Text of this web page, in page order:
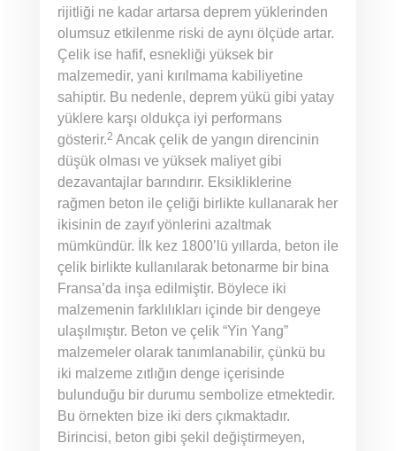
rijitliği ne kadar artarsa deprem yüklerinden
olumsuz etkilenme riski de aynı ölçüde artar.
Çelik ise hafif, esnekliği yüksek bir
malzemedir, yani kırılmama kabiliyetine
sahiptir. Bu nedenle, deprem yükü gibi yatay
yüklere karşı oldukça iyi performans
gösterir.2 Ancak çelik de yangın direncinin
düşük olması ve yüksek maliyet gibi
dezavantajlar barındırır. Eksikliklerine
rağmen beton ile çeliği birlikte kullanarak her
ikisinin de zayıf yönlerini azaltmak
mümkündür. İlk kez 1800’lü yıllarda, beton ile
çelik birlikte kullanılarak betonarme bir bina
Fransa’da inşa edilmiştir. Böylece iki
malzemenin farklılıkları içinde bir dengeye
ulaşılmıştır. Beton ve çelik “Yin Yang”
malzemeler olarak tanımlanabilir, çünkü bu
iki malzeme zıtlığın denge içerisinde
bulunduğu bir durumu sembolize etmektedir.
Bu örnekten bize iki ders çıkmaktadır.
Birincisi, beton gibi şekil değiştirmeyen,